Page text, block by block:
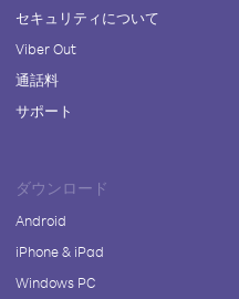
セキュリティについて
Viber Out
通話料
サポート
ダウンロード
Android
iPhone & iPad
Windows PC